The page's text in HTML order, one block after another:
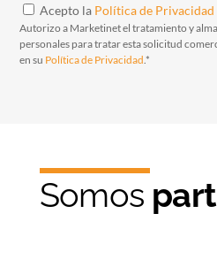
Acepto la Política de Privacidad
Autorizo a Marketinet el tratamiento y
personales para tratar esta solicitud
en su Política de Privacidad.*
Somos